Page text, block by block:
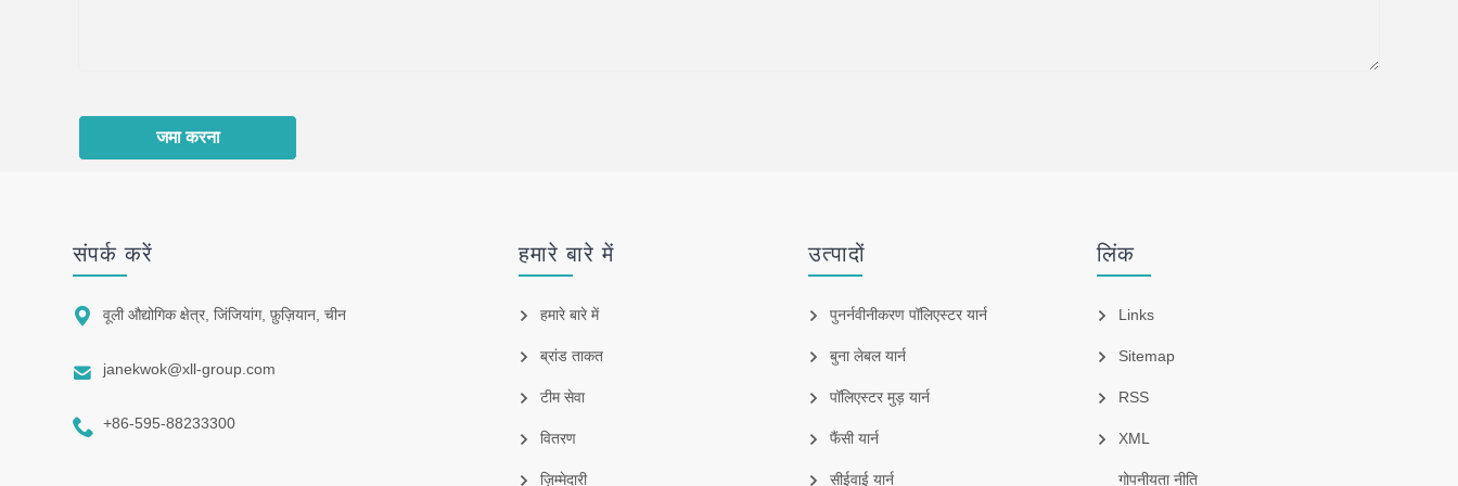
जमा करना
संपर्क करें
 वूली औद्योगिक क्षेत्र, जिंजियांग, फ़ुज़ियान, चीन
 janekwok@xll-group.com
 +86-595-88233300
हमारे बारे में
हमारे बारे में
ब्रांड ताकत
टीम सेवा
वितरण
ज़िम्मेदारी
उत्पादों
पुनर्नवीनीकरण पॉलिएस्टर यार्न
बुना लेबल यार्न
पॉलिएस्टर मुड़ यार्न
फैंसी यार्न
सीईवाई यार्न
लिंक
Links
Sitemap
RSS
XML
गोपनीयता नीति